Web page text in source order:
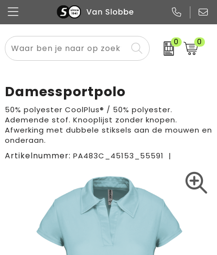
0 0
Alle categorieën
Promo
Pennen
Notitieboekjes
Papier
Flessen
Glazen en karaffen
Merken
Meest gekozen
Sportkleding
Overig textiel
Boodschappen- en draagtassen
Sport & vrije tijd
Rugzakken
Damessportpolo
50% polyester CoolPlus® / 50% polyester.
Ademende stof. Knooplijst zonder knopen.
Afwerking met dubbele stiksels aan de mouwen en
onderaan.
Artikelnummer: PA483C_45153_55591